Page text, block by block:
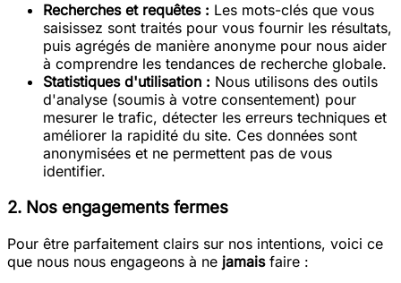
Recherches et requêtes : Les mots-clés que vous
saisissez sont traités pour vous fournir les résultats,
puis agrégés de manière anonyme pour nous aider
à comprendre les tendances de recherche globale.
Statistiques d'utilisation : Nous utilisons des outils
d'analyse (soumis à votre consentement) pour
mesurer le trafic, détecter les erreurs techniques et
améliorer la rapidité du site. Ces données sont
anonymisées et ne permettent pas de vous
identifier.
2. Nos engagements fermes
Pour être parfaitement clairs sur nos intentions, voici ce
que nous nous engageons à ne jamaisfaire :